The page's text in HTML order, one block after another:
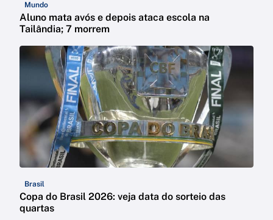
Mundo
Aluno mata avós e depois ataca escola na
Tailândia; 7 morrem
Brasil
Copa do Brasil 2026: veja data do sorteio das
quartas